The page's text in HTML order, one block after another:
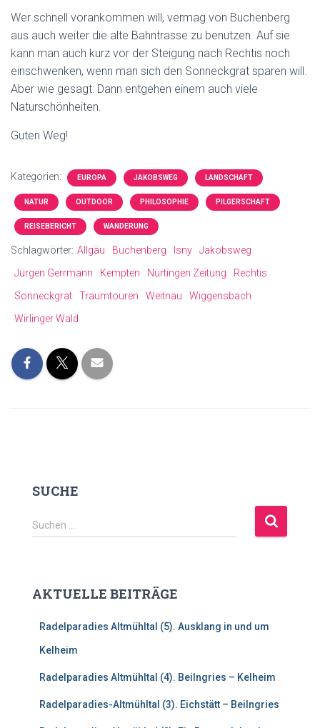
Wer schnell vorankommen will, vermag von Buchenberg
aus auch weiter die alte Bahntrasse zu benutzen. Auf sie
kann man auch kurz vor der Steigung nach Rechtis noch
einschwenken, wenn man sich den Sonneckgrat sparen will.
Aber wie gesagt: Dann entgehen einem auch viele
Naturschönheiten.
Guten Weg!
Kategorien: EUROPA JAKOBSWEG LANDSCHAFT
NATUR OUTDOOR PHILOSOPHIE PILGERSCHAFT
REISEBERICHT WANDERUNG
Schlagwörter: Allgäu Buchenberg Isny
Jakobsweg
Jürgen Gerrmann
Kempten Nürtingen Zeitung
Rechtis
Sonneckgrat
Traumtouren Weitnau
Wiggensbach
Wirlinger Wald
SUCHE
S
u
n
Suchen …
AKTUELLE BEITRÄGE
Radelparadies Altmühltal (5). Ausklang in und um
Kelheim
Radelparadies Altmühltal (4). Beilngries – Kelheim
Radelparadies-Altmühltal (3). Eichstätt – Beilngries